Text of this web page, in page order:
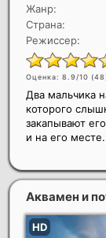
Жанр:
Страна:
Режиссер:
Оценка: 8.9/10 (48
Два мальчика
которого
закапывают
и на его
Аквамен и